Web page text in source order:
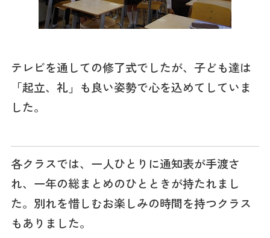
テレビを通しての修了式でしたが、子ども達は
「起立、礼」も良い姿勢で心を込めてしていま
した。
各クラスでは、一人ひとりに通知表が手渡さ
れ、一年の総まとめのひとときが持たれまし
た。別れを惜しむお楽しみの時間を持つクラス
もありました。